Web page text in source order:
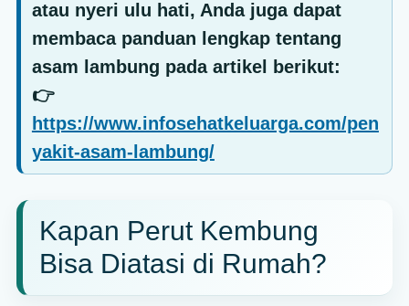
atau nyeri ulu hati, Anda juga dapat
membaca panduan lengkap tentang
asam lambung pada artikel berikut:
👉
https://www.infosehatkeluarga.com/pen
yakit-asam-lambung/
Kapan Perut Kembung
Bisa Diatasi di Rumah?